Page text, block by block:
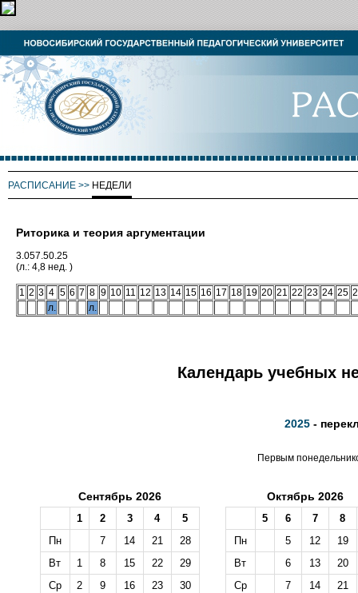
РАСПИСАНИЕ >> НЕДЕЛИ
Риторика и теория аргументации
3.057.50.25
(л.: 4,8 нед. )
1 2 3 4 5 6 7 8 9 10 11 12 13 14 15 16 17 18 19 20 21 22 23 24 25
л.
л.
Календарь учебных
2025 -
Первым
Сентябрь 2026
1 2 3 4
5
Пн
7 14 21
28
Вт
1 8 15 22
29
Ср
2 9 16 23
30
Октябрь 2026
5 6 7
8
Пн
5 12
19
Вт
6 13
20
Ср
7 14
21